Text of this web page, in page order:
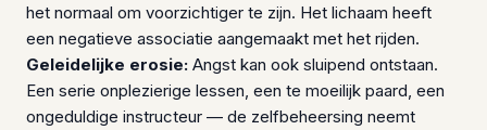
het normaal om voorzichtiger te zijn. Het lichaam heeft
een negatieve associatie aangemaakt met het rijden.
Geleidelijke erosie: Angst kan ook sluipend ontstaan.
Een serie onplezierige lessen, een te moeilijk paard, een
ongeduldige instructeur — de zelfbeheersing neemt